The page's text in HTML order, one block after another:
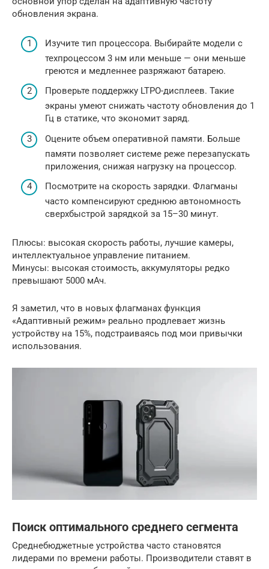
обновления экрана.
Изучите тип процессора. Выбирайте модели с
техпроцессом 3 нм или меньше — они меньше
греются и медленнее разряжают батарею.
Проверьте поддержку LTPO-дисплеев. Такие
экраны умеют снижать частоту обновления до 1
Гц в статике, что экономит заряд.
Оцените объем оперативной памяти. Больше
памяти позволяет системе реже перезапускать
приложения, снижая нагрузку на процессор.
Посмотрите на скорость зарядки. Флагманы
часто компенсируют среднюю автономность
сверхбыстрой зарядкой за 15–30 минут.
Плюсы: высокая скорость работы, лучшие камеры,
интеллектуальное управление питанием.
Минусы: высокая стоимость, аккумуляторы редко
превышают 5000 мАч.
Я заметил, что в новых флагманах функция
«Адаптивный режим» реально продлевает жизнь
устройству на 15%, подстраиваясь под мои привычки
использования.
Поиск оптимального среднего сегмента
Среднебюджетные устройства часто становятся
лидерами по времени работы. Производители ставят в